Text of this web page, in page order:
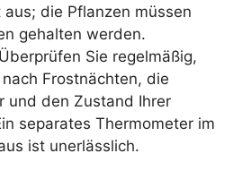
die Pflanzen müssen
gehalten werden.
Überprüfen Sie regelmäßig,
Frostnächten, die
und den Zustand Ihrer
separates Thermometer im
ist unerlässlich.